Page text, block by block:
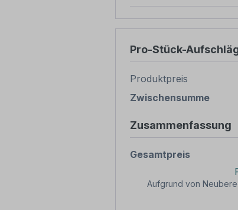
Pro-Stück-
Produktpreis
Zwischensumme
Zusammenfassung
Gesamtpreis
Aufgrund von